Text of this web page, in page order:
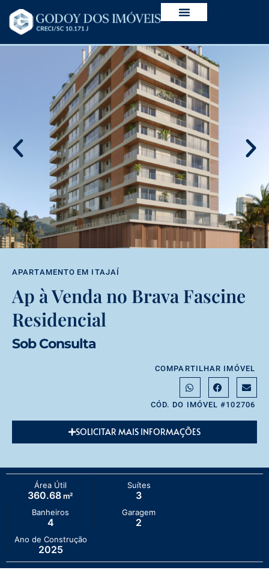
APARTAMENTO EM ITAJAÍ
Ap à Venda no Brava Fascine
Residencial
Sob Consulta
COMPARTILHAR IMÓVEL
CÓD. DO IMÓVEL #102706
SOLICITAR MAIS INFORMAÇÕES
Área Útil
360.68 m²
Suítes
3
Banheiros
4
Garagem
2
Ano de Construção
2025